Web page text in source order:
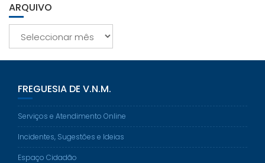
ARQUIVO
FREGUESIA DE V.N.M.
Serviços e Atendimento Online
Incidentes, Sugestões e Ideias
Espaço Cidadão